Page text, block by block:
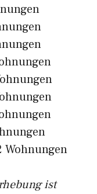
Wohnungen
ist